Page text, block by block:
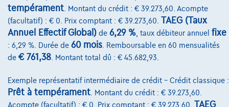
tempérament. Montant du crédit : € 39.273,60. Acompte
(facultatif) : € 0. Prix comptant : € 39.273,60.
TAEG (Taux
Annuel Effectif Global) de 6,29 %, taux débiteur annuel fixe
: 6,29 %. Durée de 60 mois. Remboursable en 60 mensualités
de € 761,38. Montant total dû : € 45.682,93.
Exemple représentatif intermédiaire de crédit – Crédit classique :
Prêt à tempérament . Montant du crédit : € 39.273,60.
Acompte (facultatif) : € 0. Prix comptant : € 39.273,60. TAEG
Leasing
Sur Nous
Devenez client
Qui nous sommes
Charte de qualité